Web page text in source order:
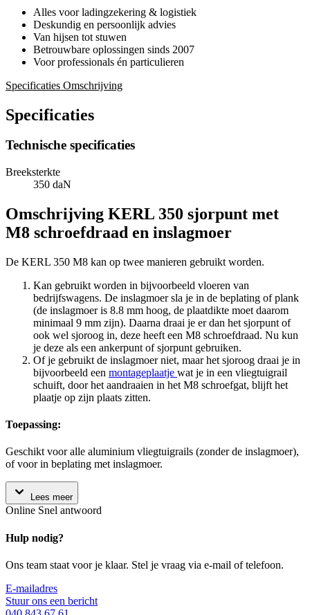
Alles voor ladingzekering & logistiek
Deskundig en persoonlijk advies
Van hijsen tot stuwen
Betrouwbare oplossingen sinds 2007
Voor professionals én particulieren
Specificaties Omschrijving
Specificaties
Technische specificaties
Breeksterkte
350 daN
Omschrijving KERL 350 sjorpunt met
M8 schroefdraad en inslagmoer
De KERL 350 M8 kan op twee manieren gebruikt worden.
Kan gebruikt worden in bijvoorbeeld vloeren van
bedrijfswagens. De inslagmoer sla je in de beplating of plank
(de inslagmoer is 8.8 mm hoog, de plaatdikte moet daarom
minimaal 9 mm zijn). Daarna draai je er dan het sjorpunt of
ook wel sjoroog in, deze heeft een M8 schroefdraad. Nu kun
je deze als een ankerpunt of sjorpunt gebruiken.
Of je gebruikt de inslagmoer niet, maar het sjoroog draai je in
bijvoorbeeld een montageplaatje wat je in een vliegtuigrail
schuift, door het aandraaien in het M8 schroefgat, blijft het
plaatje op zijn plaats zitten.
Toepassing:
Geschikt voor alle aluminium vliegtuigrails (zonder de inslagmoer),
of voor in beplating met inslagmoer.
Lees meer
Online Snel antwoord
Hulp nodig?
Ons team staat voor je klaar. Stel je vraag via e-mail of telefoon.
E-mailadres
Stuur ons een bericht